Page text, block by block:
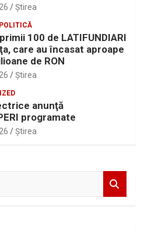
Ştirea
POLITICĂ
100 de LATIFUNDIARI
care au încasat aproape
de RON
Ştirea
anunţă
programate
Ştirea